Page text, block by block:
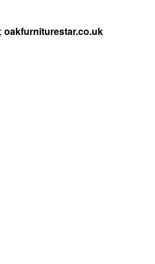
; oakfurniturestar.co.uk